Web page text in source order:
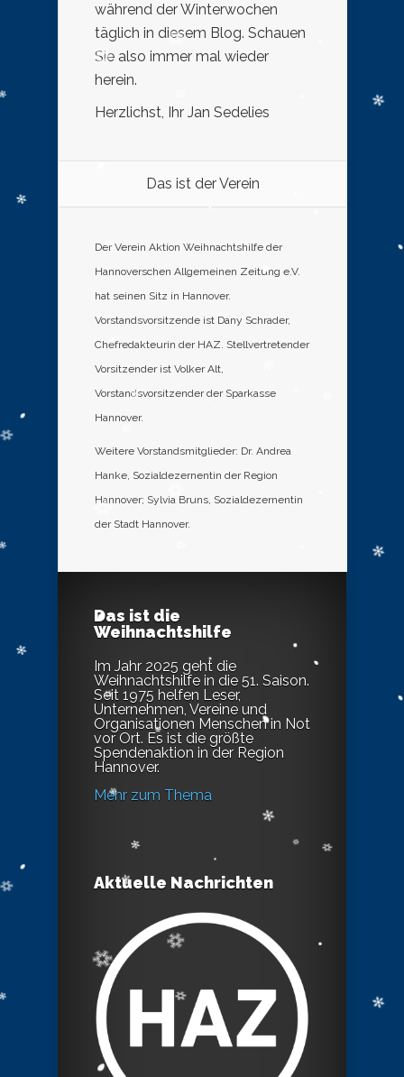
während der Winterwochen
täglich in diesem Blog. Schauen
Sie also immer mal wieder
herein.
Herzlichst, Ihr Jan Sedelies
Das ist der Verein
Der Verein Aktion Weihnachtshilfe der
Hannoverschen Allgemeinen Zeitung e.V.
hat seinen Sitz in Hannover.
Vorstandsvorsitzende ist Dany Schrader,
Chefredakteurin der HAZ. Stellvertretender
Vorsitzender ist Volker Alt,
Vorstandsvorsitzender der Sparkasse
Hannover.
Weitere Vorstandsmitglieder: Dr. Andrea
Hanke, Sozialdezernentin der Region
Hannover; Sylvia Bruns, Sozialdezernentin
der Stadt Hannover.
Das ist die
Weihnachtshilfe
Im Jahr 2025 geht die
Weihnachtshilfe in die 51. Saison.
Seit 1975 helfen Leser,
Unternehmen, Vereine und
Organisationen Menschen in Not
vor Ort. Es ist die größte
Spendenaktion in der Region
Hannover.
Mehr zum Thema
Aktuelle Nachrichten